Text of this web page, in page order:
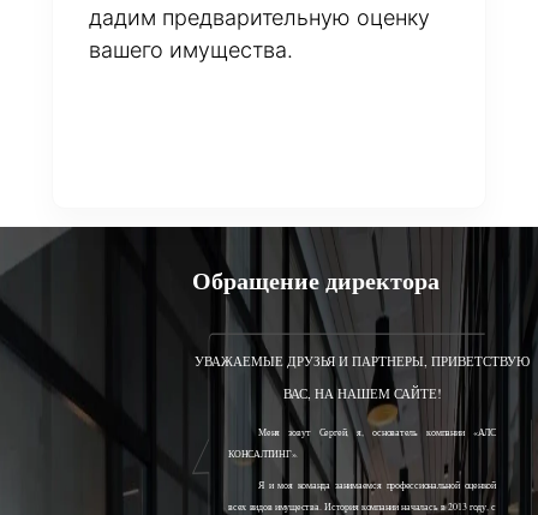
дадим предварительную оценку
вашего имущества.
Обращение директора
УВАЖАЕМЫЕ ДРУЗЬЯ И ПАРТНЕРЫ, ПРИВЕТСТВУЮ
ВАС, НА НАШЕМ САЙТЕ!
Меня зовут Сергей, я, основатель компании «АЛС
КОНСАЛТИНГ».
Я и моя команда занимаемся профессиональной оценкой
всех видов имущества. История компании началась в 2013 году, с